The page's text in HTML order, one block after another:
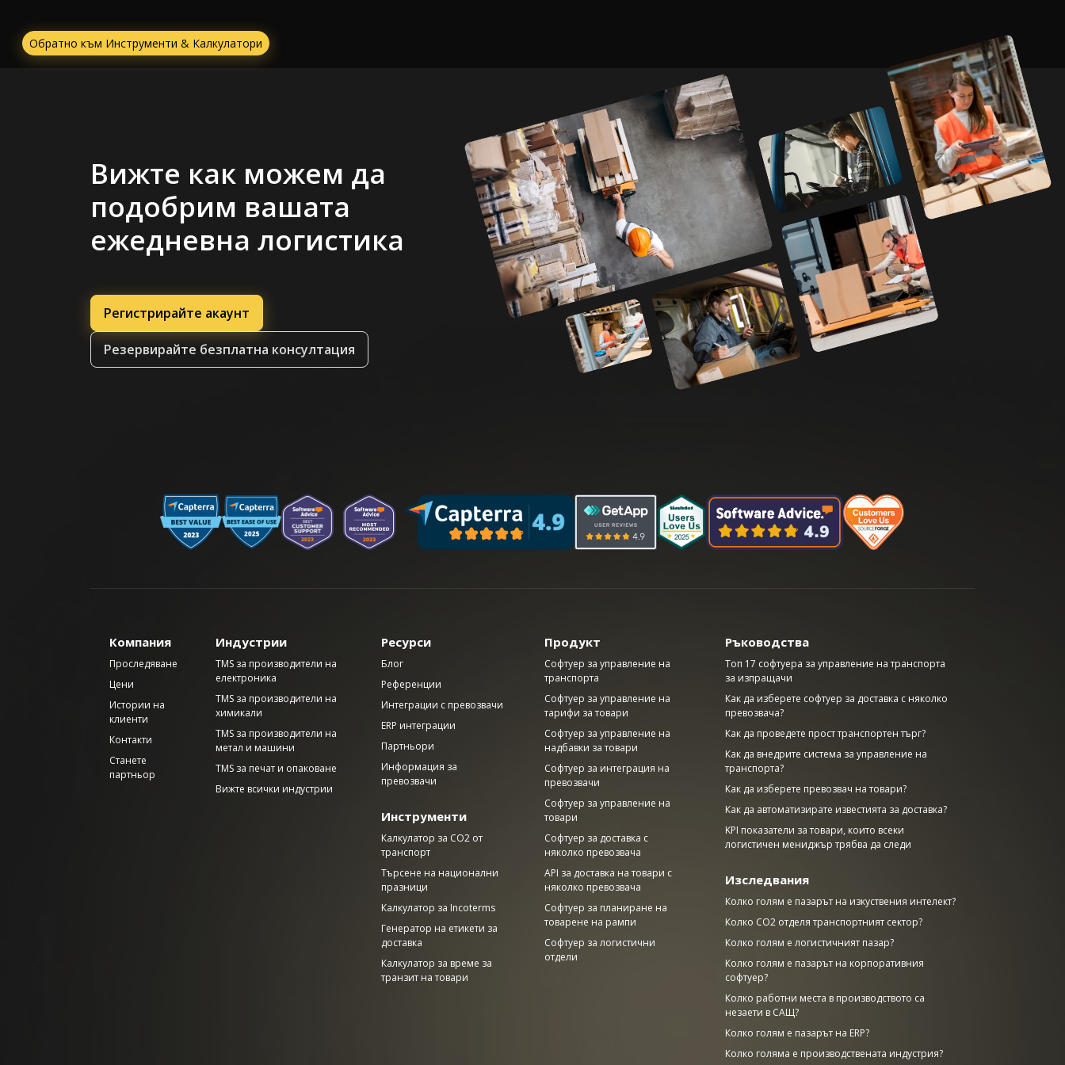
Обратно към Инструменти & Калкулатори
Вижте как можем да
подобрим вашата
ежедневна логистика
Регистрирайте акаунт
Резервирайте безплатна консултация
Компания
Проследяване
Цени
Истории на
клиенти
Контакти
Станете
партньор
Индустрии
TMS за производители на
електроника
TMS за производители на
химикали
TMS за производители на
метал и машини
TMS за печат и опаковане
Вижте всички индустрии
Ресурси
Блог
Референции
Интеграции с превозвачи
ERP интеграции
Партньори
Информация за
превозвачи
Инструменти
Калкулатор за CO2 от
транспорт
Търсене на национални
празници
Калкулатор за Incoterms
Генератор на етикети за
доставка
Калкулатор за време за
транзит на товари
Продукт
Софтуер за управление на
транспорта
Софтуер за управление на
тарифи за товари
Софтуер за управление на
надбавки за товари
Софтуер за интеграция на
превозвачи
Софтуер за управление на
товари
Софтуер за доставка с
няколко превозвача
API за доставка на товари с
няколко превозвача
Софтуер за планиране на
товарене на рампи
Софтуер за логистични
отдели
Ръководства
Топ 17 софтуера за управление на транспорта
за изпращачи
Как да изберете софтуер за доставка с няколко
превозвача?
Как да проведете прост транспортен търг?
Как да внедрите система за управление на
транспорта?
Как да изберете превозвач на товари?
Как да автоматизирате известията за доставка?
KPI показатели за товари, които всеки
логистичен мениджър трябва да следи
Изследвания
Колко голям е пазарът на изкуствения интелект?
Колко CO2 отделя транспортният сектор?
Колко голям е логистичният пазар?
Колко голям е пазарът на корпоративния
софтуер?
Колко работни места в производството са
незаети в САЩ?
Колко голям е пазарът на ERP?
Колко голяма е производствената индустрия?